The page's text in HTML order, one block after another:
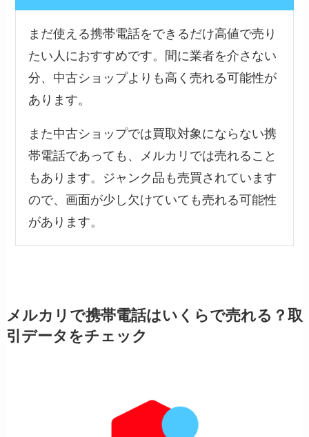
まだ使える携帯電話をできるだけ高値で売り
たい人におすすめです。間に業者を介さない
分、中古ショップよりも高く売れる可能性が
あります。
また中古ショップでは買取対象にならない携
帯電話であっても、メルカリでは売れること
もあります。ジャンク品も売買されています
ので、画面が少し欠けていても売れる可能性
があります。
メルカリで携帯電話はいくらで売れる？取
引データをチェック